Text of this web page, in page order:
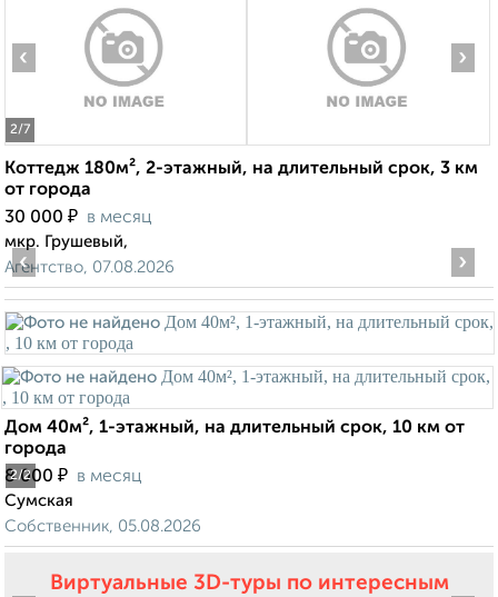
2/7
‹ ›
Коттедж 180м², 2-этажный, на длительный срок, 3 км
от города
30 000 ₽ в месяц
мкр. Грушевый,
Агентство, 07.08.2026
2/2
‹ ›
Дом 40м², 1-этажный, на длительный срок, 10 км от
города
8 000 ₽ в месяц
Сумская
Собственник, 05.08.2026
Виртуальные 3D-туры по интересным